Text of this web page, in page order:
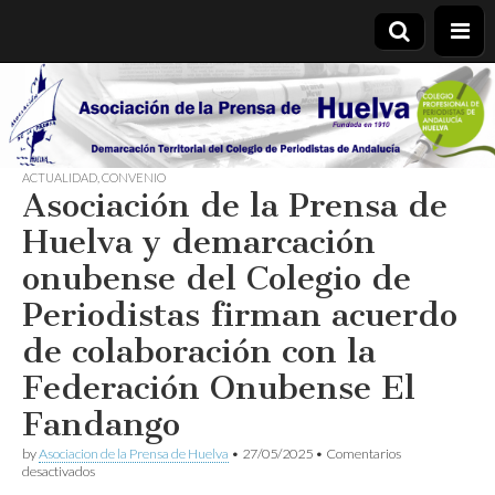
Asociación
de la
Prensa de
Huelva
ACTUALIDAD CONVENIO
Asociación de la Prensa de
Huelva y demarcación
onubense del Colegio de
Periodistas firman acuerdo
de colaboración con la
Federación Onubense El
Fandango
byAsociacion de la Prensa de Huelva • 27/05/2025 • Comentarios
desactivadosen